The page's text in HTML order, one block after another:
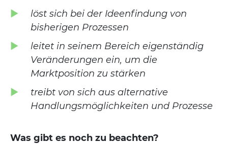
löst sich bei der Ideenfindung von
bisherigen Prozessen
leitet in seinem Bereich eigenständig
Veränderungen ein, um die
Marktposition zu stärken
treibt von sich aus alternative
Handlungsmöglichkeiten und Prozesse
Was gibt es noch zu beachten?